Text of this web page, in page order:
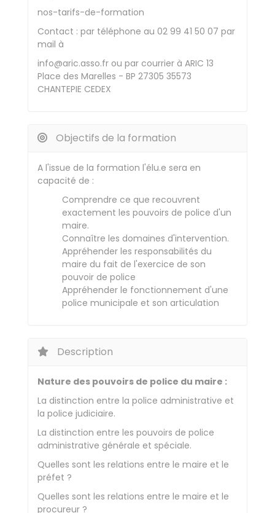
nos-tarifs-de-formation
Contact : par téléphone au 02 99 41 50 07 par
mail à
info@aric.asso.fr ou par courrier à ARIC 13
Place des Marelles - BP 27305 35573
CHANTEPIE CEDEX
Objectifs de la formation
A l'issue de la formation l'élu.e sera en
capacité de :
Comprendre ce que recouvrent
exactement les pouvoirs de police d'un
maire.
Connaître les domaines d'intervention.
Appréhender les responsabilités du
maire du fait de l'exercice de son
pouvoir de police
Appréhender le fonctionnement d'une
police municipale et son articulation
Description
Nature des pouvoirs de police du maire :
La distinction entre la police administrative et
la police judiciaire.
La distinction entre les pouvoirs de police
administrative générale et spéciale.
Quelles sont les relations entre le maire et le
préfet ?
Quelles sont les relations entre le maire et le
procureur ?